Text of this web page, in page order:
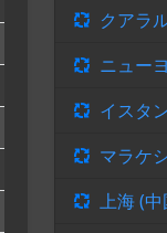
クアラ
ニュー
イスタ
マラケ
上海 (中